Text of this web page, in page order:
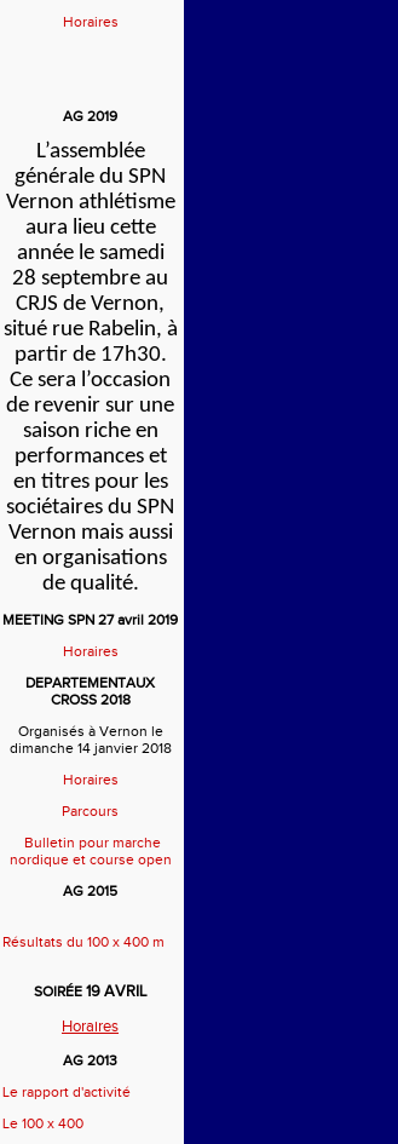
Horaires
AG 2019
L’assemblée
générale du SPN
Vernon athlétisme
aura lieu cette
année le samedi
28 septembre au
CRJS de Vernon,
situé rue Rabelin, à
partir de 17h30.
Ce sera l’occasion
de revenir sur une
saison riche en
performances et
en titres pour les
sociétaires du SPN
Vernon mais aussi
en organisations
de qualité.
MEETING SPN 27 avril 2019
Horaires
DEPARTEMENTAUX
CROSS 2018
Organisés à Vernon le
dimanche 14 janvier 2018
Horaires
Parcours
Bulletin pour marche
nordique et course open
AG 2015
Résultats du 100 x 400 m
SOIRÉE 19 AVRIL
Horaires
AG 2013
Le rapport d'activité
Le 100 x 400